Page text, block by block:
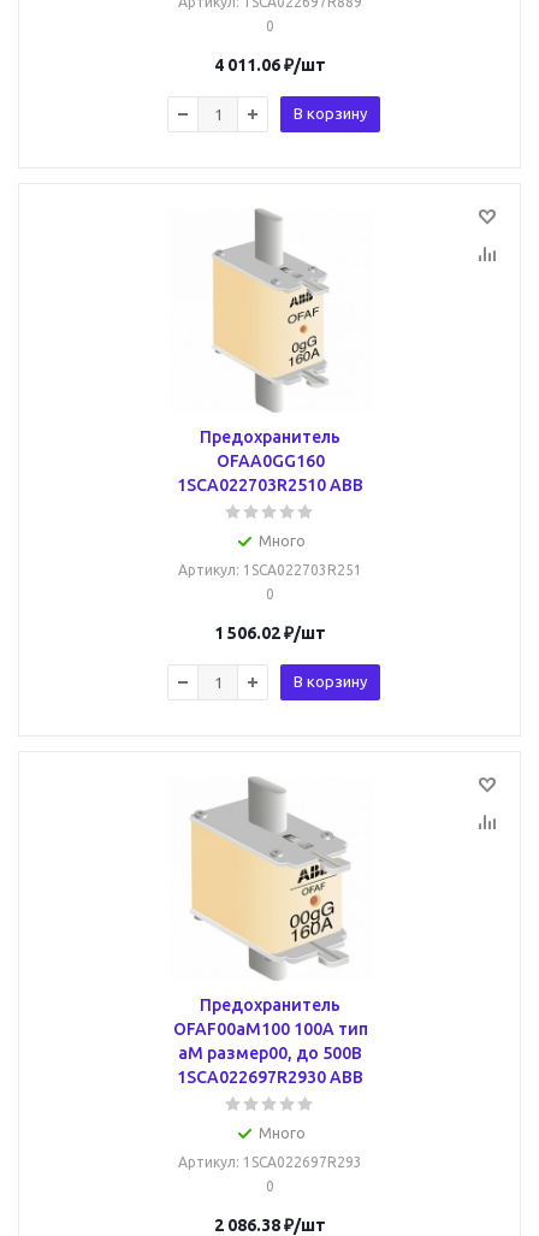
0
4 011.06₽/шт
В корзину
Предохранитель
OFAA0GG160
1SCA022703R2510 ABB
Много
Артикул: 1SCA022703R251
0
1 506.02₽/шт
В корзину
Предохранитель
OFAF00aM100 100A тип
аМ размер00, до 500В
1SCA022697R2930 ABB
Много
Артикул: 1SCA022697R293
0
2 086.38₽/шт